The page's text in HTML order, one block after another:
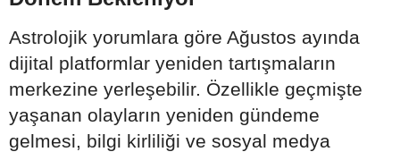
Astrolojik yorumlara göre Ağustos ayında
dijital platformlar yeniden tartışmaların
merkezine yerleşebilir. Özellikle geçmişte
yaşanan olayların yeniden gündeme
gelmesi, bilgi kirliliği ve sosyal medya